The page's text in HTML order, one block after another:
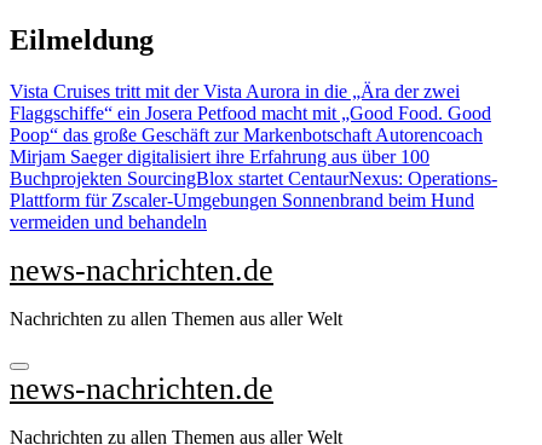
Zu
Inhalten
Eilmeldung
Vista Cruises tritt mit der Vista Aurora in die „Ära der zwei
Flaggschiffe“ ein Josera Petfood macht mit „Good Food. Good
Poop“ das große Geschäft zur Markenbotschaft Autorencoach
Mirjam Saeger digitalisiert ihre Erfahrung aus über 100
Buchprojekten SourcingBlox startet CentaurNexus: Operations-
Plattform für Zscaler-Umgebungen Sonnenbrand beim Hund
vermeiden und behandeln
news-nachrichten.de
Nachrichten zu allen Themen aus aller Welt
news-nachrichten.de
Nachrichten zu allen Themen aus aller Welt